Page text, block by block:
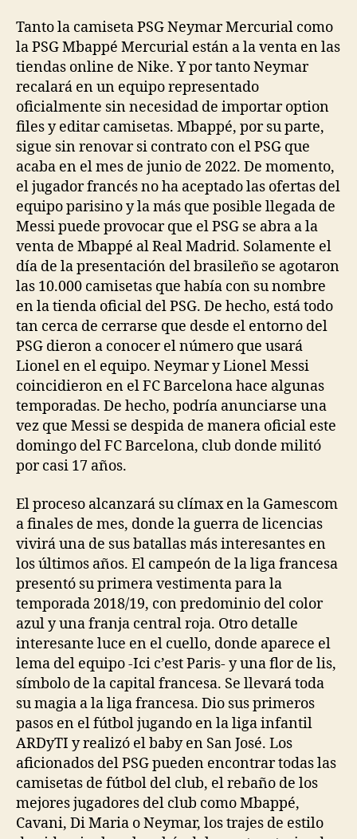
Tanto la camiseta PSG Neymar Mercurial como
la PSG Mbappé Mercurial están a la venta en las
tiendas online de Nike. Y por tanto Neymar
recalará en un equipo representado
oficialmente sin necesidad de importar option
files y editar camisetas. Mbappé, por su parte,
sigue sin renovar si contrato con el PSG que
acaba en el mes de junio de 2022. De momento,
el jugador francés no ha aceptado las ofertas del
equipo parisino y la más que posible llegada de
Messi puede provocar que el PSG se abra a la
venta de Mbappé al Real Madrid. Solamente el
día de la presentación del brasileño se agotaron
las 10.000 camisetas que había con su nombre
en la tienda oficial del PSG. De hecho, está todo
tan cerca de cerrarse que desde el entorno del
PSG dieron a conocer el número que usará
Lionel en el equipo. Neymar y Lionel Messi
coincidieron en el FC Barcelona hace algunas
temporadas. De hecho, podría anunciarse una
vez que Messi se despida de manera oficial este
domingo del FC Barcelona, club donde militó
por casi 17 años.
El proceso alcanzará su clímax en la Gamescom
a finales de mes, donde la guerra de licencias
vivirá una de sus batallas más interesantes en
los últimos años. El campeón de la liga francesa
presentó su primera vestimenta para la
temporada 2018/19, con predominio del color
azul y una franja central roja. Otro detalle
interesante luce en el cuello, donde aparece el
lema del equipo -Ici c’est Paris- y una flor de lis,
símbolo de la capital francesa. Se llevará toda
su magia a la liga francesa. Dio sus primeros
pasos en el fútbol jugando en la liga infantil
ARDyTI y realizó el baby en San José. Los
aficionados del PSG pueden encontrar todas las
camisetas de fútbol del club, el rebaño de los
mejores jugadores del club como Mbappé,
Cavani, Di Maria o Neymar, los trajes de estilo